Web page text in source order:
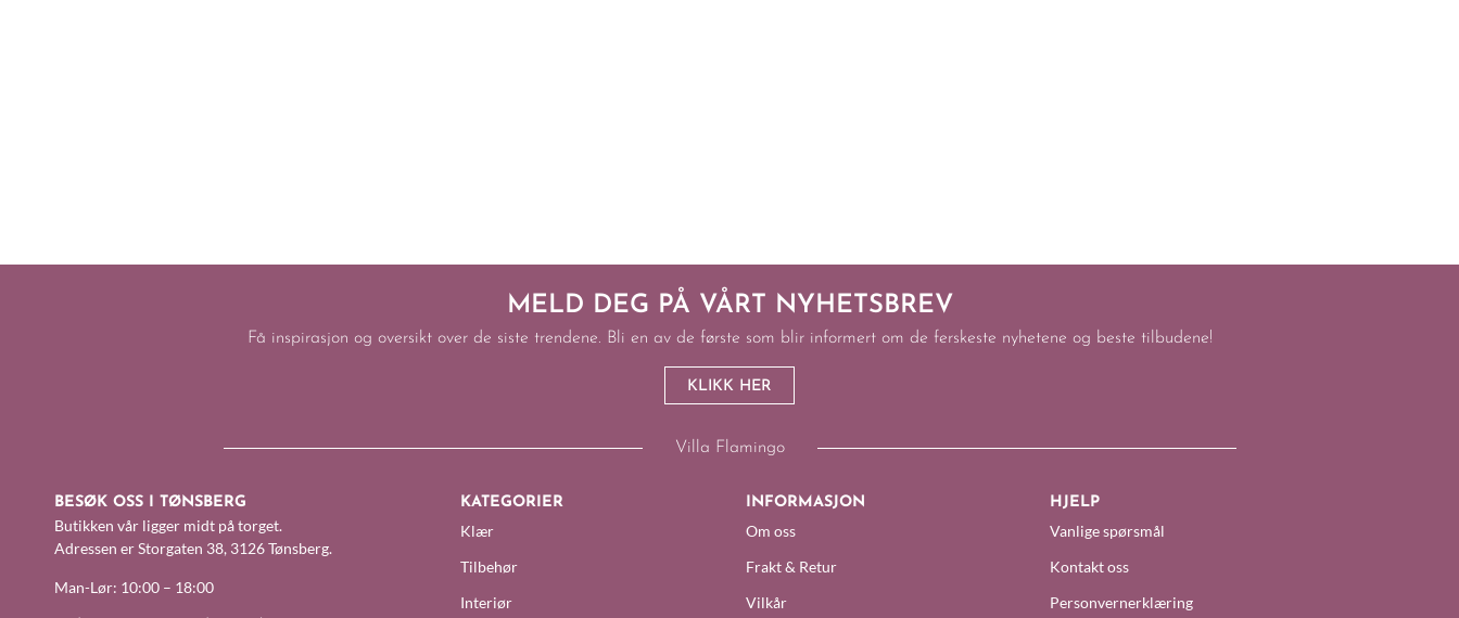
MELD DEG PÅ VÅRT NYHETSBREV
Få inspirasjon og oversikt over de siste trendene. Bli en av de første som blir informert om de ferskeste nyhetene og beste tilbudene!
KLIKK HER
Villa Flamingo
BESØK OSS I TØNSBERG
Butikken vår ligger midt på torget.
Adressen er Storgaten 38, 3126 Tønsberg.
Man-Lør: 10:00 – 18:00
KATEGORIER
Klær
Tilbehør
Interiør
INFORMASJON
Om oss
Frakt & Retur
Vilkår
HJELP
Vanlige spørsmål
Kontakt oss
Personvernerklæring